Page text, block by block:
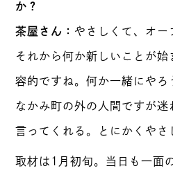
か？
茶屋さん： やさしくて、オー
それから何か新しいことが
容的ですね。何か一緒にや
なかみ町の外の人間ですが迷
言ってくれる。とにかくやさ
取材は1月初旬。当日も一面